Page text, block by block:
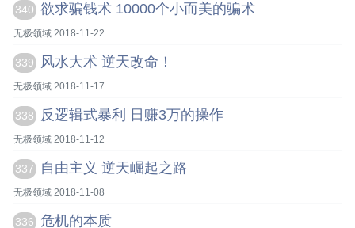
340 欲求骗钱术 10000个小而美的骗术
无极领域 2018-11-22
339 风水大术 逆天改命！
无极领域 2018-11-17
338 反逻辑式暴利 日赚3万的操作
无极领域 2018-11-12
337 自由主义 逆天崛起之路
无极领域 2018-11-08
336 危机的本质